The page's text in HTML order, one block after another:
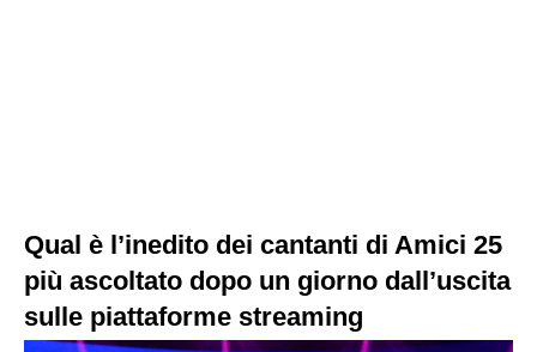
Qual è l’inedito dei cantanti di Amici 25
più ascoltato dopo un giorno dall’uscita
sulle piattaforme streaming